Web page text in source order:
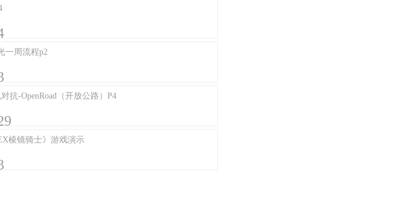
一周流程p2
抗-OpenRoad（开放公路）P4
棱镜骑士》游戏演示